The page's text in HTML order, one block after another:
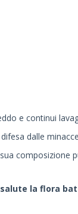
e continui
dalle
composizione
la flora